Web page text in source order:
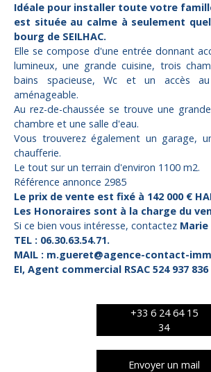
Idéale pour installer toute votre
est située au calme à seulement
bourg de SEILHAC.
Elle se compose d'une entrée donnant
lumineux, une grande cuisine, trois
bains spacieuse, Wc et un accès
aménageable.
Au rez-de-chaussée se trouve une
chambre et une salle d'eau.
Vous trouverez également un garage,
chaufferie.
Le tout sur un terrain d'environ 1100 m2.
Référence annonce 2985
Le prix de vente est fixé à 142 000 €
Les Honoraires sont à la charge du
Si ce bien vous intéresse, contactez Marie
TEL : 06.30.63.54.71.
MAIL : m.gueret@agence-contact-
EI, Agent commercial RSAC 524 937 836
+33 6 24 64 15
34
Envoyer un mail